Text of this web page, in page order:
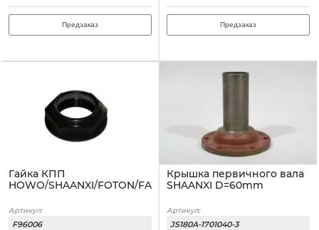
Предзаказ Предзаказ
Гайка КПП
HOWO/SHAANXI/FOTON/FAW
Артикул:
F96006
Крышка первичного вала
SHAANXI D=60mm
Артикул:
JS180A-1701040-3